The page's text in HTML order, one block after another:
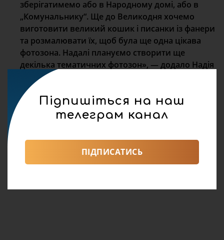
зберігатимемо або в Народному домі, або в
„Комунальнику“. Ще до Великодня хочемо
виготовити великий кошик і писанки із фанери
та розмалювати їх, щоб була ще одна цікава
фотозона. Надалі плануємо створити ще
декілька тематичних фотозон», — додало Надія
Земницька.
Підпишіться на наш
телеграм канал
ПІДПИСАТИСЬ